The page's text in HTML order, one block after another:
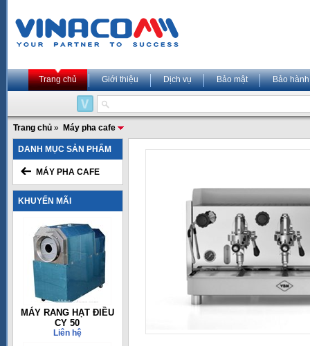
Trang chủ Giới thiệu Dịch vụ Bảo mật Bảo hành
Trang chủ » Máy pha cafe
DANH MỤC SẢN PHẨM
MÁY PHA CAFE
KHUYẾN MÃI
MÁY RANG HẠT ĐIỀU
CY 50
Liên hệ